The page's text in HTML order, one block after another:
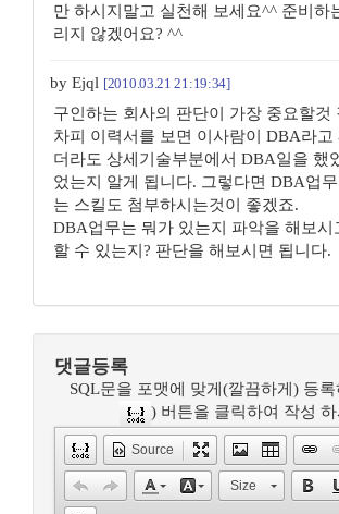
만 하시지말고 실천해 보세요^^ 준비하
리지 않겠어요? ^^
by Ejql [2010.03.21 21:19:34]
구인하는 회사의 판단이 가장 중요할것
차피 이력서를 보면 이사람이 DBA라고
더라도 상세기술부분에서 DBA일을 했
었는지 알게 됩니다. 그렇다면 DBA업
는 스킬도 첨부하시는것이 좋겠죠.
DBA업무는 뭐가 있는지 파악을 해보시
할 수 있는지? 판단을 해보시면 됩니다.
댓글등록
SQL문을 포맷에 맞게(깔끔하게) 등
) 버튼을 클릭하여 작성
Source
Size